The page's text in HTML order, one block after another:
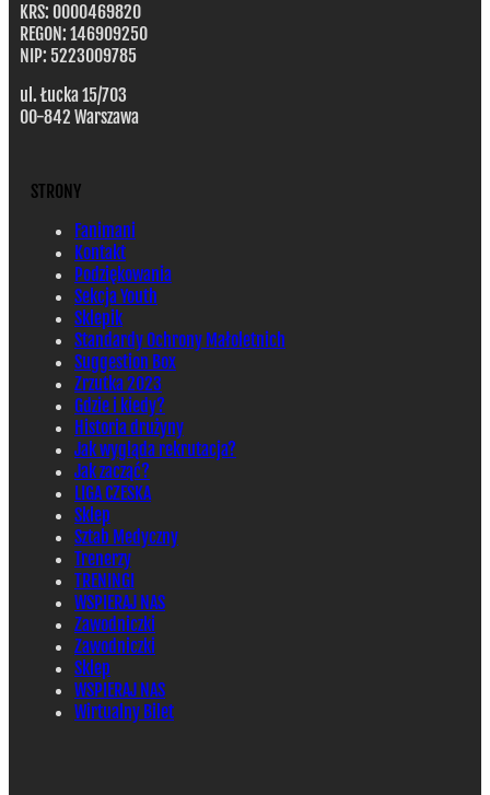
KRS: 0000469820
REGON: 146909250
NIP: 5223009785
ul. Łucka 15/703
00-842 Warszawa
STRONY
Fanimani
Kontakt
Podziękowania
Sekcja Youth
Sklepik
Standardy Ochrony Małoletnich
Suggestion Box
Zrzutka 2023
Gdzie i kiedy?
Historia drużyny
Jak wygląda rekrutacja?
Jak zacząć?
LIGA CZESKA
Sklep
Sztab Medyczny
Trenerzy
TRENINGI
WSPIERAJ NAS
Zawodniczki
Zawodniczki
Sklep
WSPIERAJ NAS
Wirtualny Bilet